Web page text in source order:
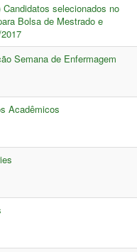
Candidatos selecionados no
Bolsa de Mestrado e
Semana de Enfermagem
Acadêmicos